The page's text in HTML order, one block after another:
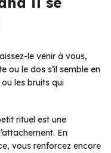
le venir à vous,
ou le dos s’il semble en
les bruits qui
rituel est une
En
vous renforcez encore